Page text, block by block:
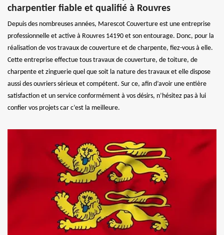
charpentier fiable et qualifié à Rouvres
Depuis des nombreuses années, Marescot Couverture est une entreprise
professionnelle et active à Rouvres 14190 et son entourage. Donc, pour la
réalisation de vos travaux de couverture et de charpente, fiez-vous à elle.
Cette entreprise effectue tous travaux de couverture, de toiture, de
charpente et zinguerie quel que soit la nature des travaux et elle dispose
aussi des ouvriers sérieux et compétent. Sur ce, afin d’avoir une entière
satisfaction et un service conformément à vos désirs, n’hésitez pas à lui
confier vos projets car c’est la meilleure.